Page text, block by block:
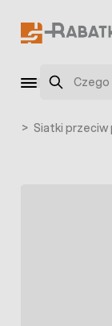
Szukaj
> Siatki przeciw